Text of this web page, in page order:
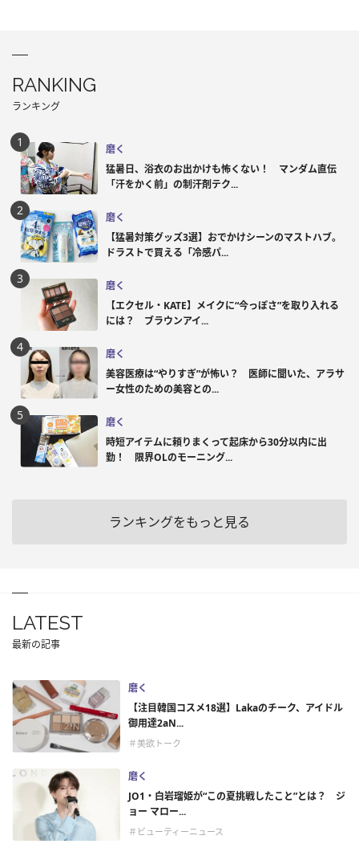
RANKING
ランキング
磨く
猛暑日、浴衣のお出かけも怖くない！ マンダム直伝
「汗をかく前」の制汗剤テク...
磨く
【猛暑対策グッズ3選】おでかけシーンのマストハブ。
ドラストで買える「冷感パ...
磨く
【エクセル・KATE】メイクに“今っぽさ”を取り入れる
には？ ブラウンアイ...
磨く
美容医療は“やりすぎ”が怖い？ 医師に聞いた、アラサ
ー女性のための美容との...
磨く
時短アイテムに頼りまくって起床から30分以内に出
勤！ 限界OLのモーニング...
ランキングをもっと見る
LATEST
最新の記事
磨く
【注目韓国コスメ18選】Lakaのチーク、アイドル
御用達2aN...
＃美欲トーク
磨く
JO1・白岩瑠姫が“この夏挑戦したこと”とは？ ジ
ョー マロー...
＃ビューティーニュース